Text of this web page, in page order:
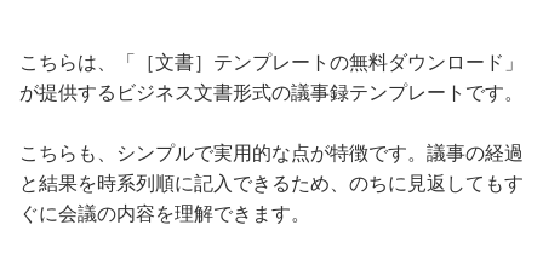
こちらは、「［文書］テンプレートの無料ダウンロード」
が提供するビジネス文書形式の議事録テンプレートです。
こちらも、シンプルで実用的な点が特徴です。議事の経過
と結果を時系列順に記入できるため、のちに見返してもす
ぐに会議の内容を理解できます。